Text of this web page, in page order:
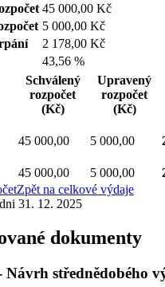
45 000,00 Kč
5 000,00 Kč
2 178,00 Kč
43,56 %
Schválený
rozpočet
(Kč)
Upravený
rozpočet
(Kč)
45 000,00 5 000,00
45 000,00 5 000,00
Zpět na celkové výdaje
31. 12. 2025
dokumenty
Návrh střednědobého